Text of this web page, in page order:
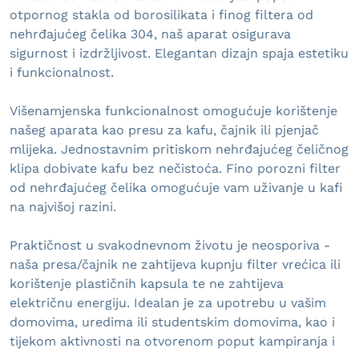
otpornog stakla od borosilikata i finog filtera od
nehrđajućeg čelika 304, naš aparat osigurava
sigurnost i izdržljivost. Elegantan dizajn spaja estetiku
i funkcionalnost.
Višenamjenska funkcionalnost omogućuje korištenje
našeg aparata kao presu za kafu, čajnik ili pjenjač
mlijeka. Jednostavnim pritiskom nehrđajućeg čeličnog
klipa dobivate kafu bez nečistoća. Fino porozni filter
od nehrđajućeg čelika omogućuje vam uživanje u kafi
na najvišoj razini.
Praktičnost u svakodnevnom životu je neosporiva -
naša presa/čajnik ne zahtijeva kupnju filter vrećica ili
korištenje plastičnih kapsula te ne zahtijeva
električnu energiju. Idealan je za upotrebu u vašim
domovima, uredima ili studentskim domovima, kao i
tijekom aktivnosti na otvorenom poput kampiranja i